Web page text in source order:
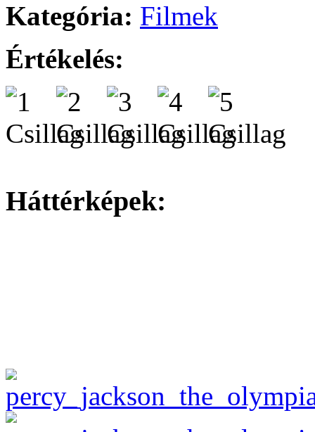
Kategória: Filmek
Értékelés:
Háttérképek: